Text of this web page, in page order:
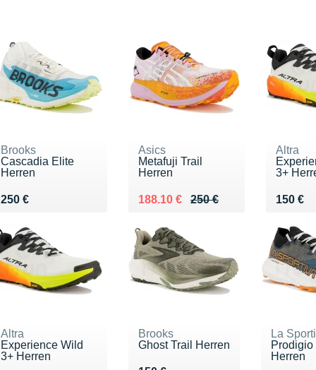
Brooks
Cascadia Elite
Herren
250 €
Vendu 250 €
Asics
Metafuji Trail
Herren
250 €
Au lieu de 250 €
188.10 €
Vendu 188.10 €
Altra
3+
150 €
Vendu
Altra
Experience Wild
3+ Herren
Brooks
Ghost Trail Herren
La
Prodigio
Herren